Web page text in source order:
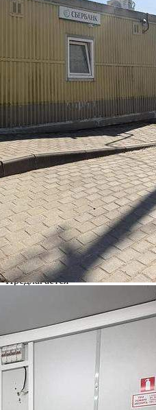
[#8305784#]
Характеристики
О помещении
Где находится
Другие объявления
Характеристики помещения
№ объявления
124798
Дата размещения
28.05.2026
Город
Вологда
Адрес
д. Нифантово, Фабричная ул.,
Расположено
Этаж
1
Предлагается
Желаемый / подходящий вид
Назначение
Не указано
Размер площади (м2)
22.2
Цена за помещение
805 000 руб.
О помещении